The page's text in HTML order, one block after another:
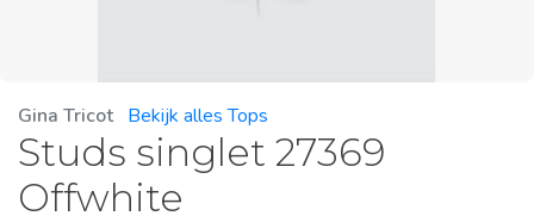
Gina Tricot Bekijk alles Tops
Studs singlet 27369
Offwhite